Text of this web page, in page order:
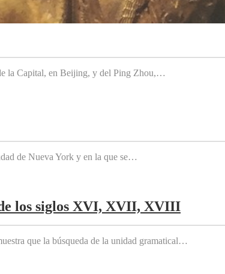
la Capital, en Beijing, y del Ping Zhou,…
de Nueva York y en la que se…
los siglos XVI, XVII, XVIII
que la búsqueda de la unidad gramatical…